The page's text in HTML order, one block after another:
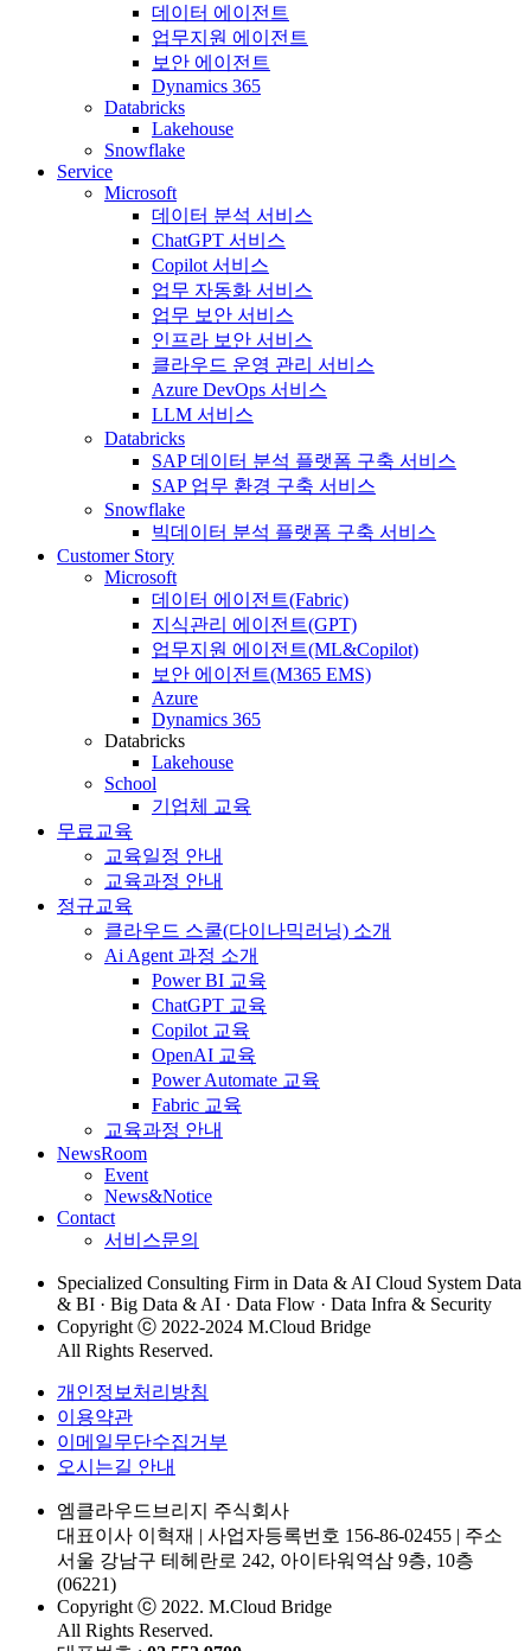
데이터 에이전트
업무지원 에이전트
보안 에이전트
Dynamics 365
Databricks
Lakehouse
Snowflake
Service
Microsoft
데이터 분석 서비스
ChatGPT 서비스
Copilot 서비스
업무 자동화 서비스
업무 보안 서비스
인프라 보안 서비스
클라우드 운영 관리 서비스
Azure DevOps 서비스
LLM 서비스
Databricks
SAP 데이터 분석 플랫폼 구축 서비스
SAP 업무 환경 구축 서비스
Snowflake
빅데이터 분석 플랫폼 구축 서비스
Customer Story
Microsoft
데이터 에이전트(Fabric)
지식관리 에이전트(GPT)
업무지원 에이전트(ML&Copilot)
보안 에이전트(M365 EMS)
Azure
Dynamics 365
Databricks
Lakehouse
School
기업체 교육
무료교육
교육일정 안내
교육과정 안내
정규교육
클라우드 스쿨(다이나믹러닝) 소개
Ai Agent 과정 소개
Power BI 교육
ChatGPT 교육
Copilot 교육
OpenAI 교육
Power Automate 교육
Fabric 교육
교육과정 안내
NewsRoom
Event
News&Notice
Contact
서비스문의
Specialized Consulting Firm in Data & AI Cloud System Data
& BI · Big Data & AI · Data Flow · Data Infra & Security
Copyright ⓒ 2022-2024 M.Cloud Bridge
All Rights Reserved.
개인정보처리방침
이용약관
이메일무단수집거부
오시는길 안내
엠클라우드브리지 주식회사
대표이사 이혁재 | 사업자등록번호 156-86-02455 | 주소
서울 강남구 테헤란로 242, 아이타워역삼 9층, 10층
(06221)
Copyright ⓒ 2022. M.Cloud Bridge
All Rights Reserved.